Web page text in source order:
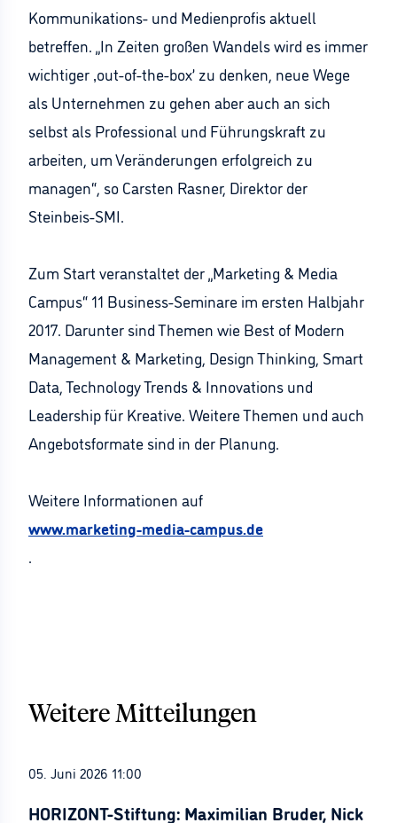
Kommunikations- und Medienprofis aktuell
betreffen. „In Zeiten großen Wandels wird es immer
wichtiger ‚out-of-the-box’ zu denken, neue Wege
als Unternehmen zu gehen aber auch an sich
selbst als Professional und Führungskraft zu
arbeiten, um Veränderungen erfolgreich zu
managen“, so Carsten Rasner, Direktor der
Steinbeis-SMI.
Zum Start veranstaltet der „Marketing & Media
Campus“ 11 Business-Seminare im ersten Halbjahr
2017. Darunter sind Themen wie Best of Modern
Management & Marketing, Design Thinking, Smart
Data, Technology Trends & Innovations und
Leadership für Kreative. Weitere Themen und auch
Angebotsformate sind in der Planung.
Weitere Informationen auf
www.marketing-media-campus.de
.
Weitere Mitteilungen
05. Juni 2026 11:00
HORIZONT-Stiftung: Maximilian Bruder, Nick